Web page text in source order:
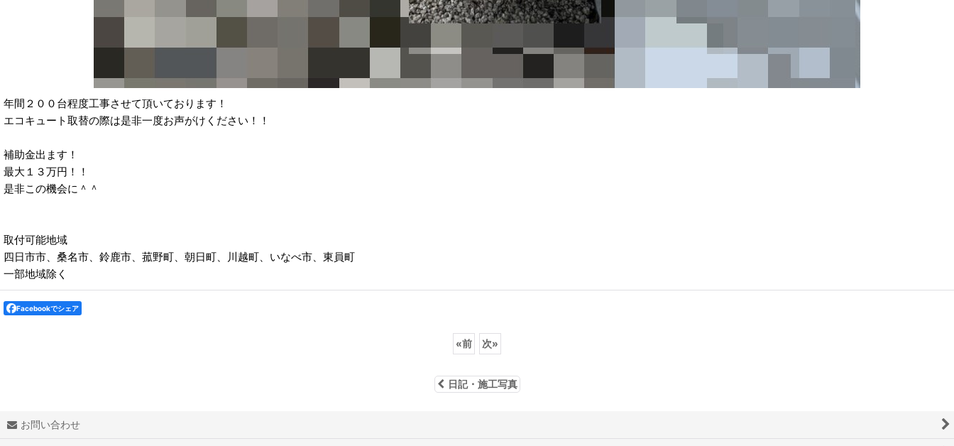
年間２００台程度工事させて頂いております！
エコキュート取替の際は是非一度お声がけください！！
補助金出ます！
最大１３万円！！
是非この機会に＾＾
取付可能地域
四日市市、桑名市、鈴鹿市、菰野町、朝日町、川越町、いなべ市、東員町
一部地域除く
Facebookでシェア
«前 次»
日記・施工写真
お問い合わせ